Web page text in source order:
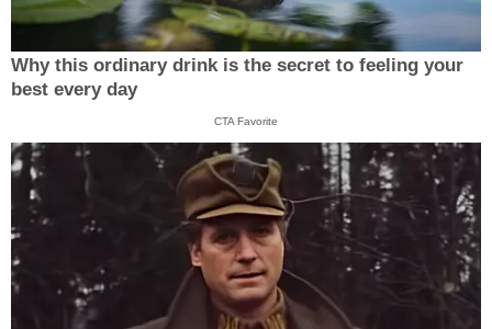
Why this ordinary drink is the secret to feeling your
best every day
CTA Favorite